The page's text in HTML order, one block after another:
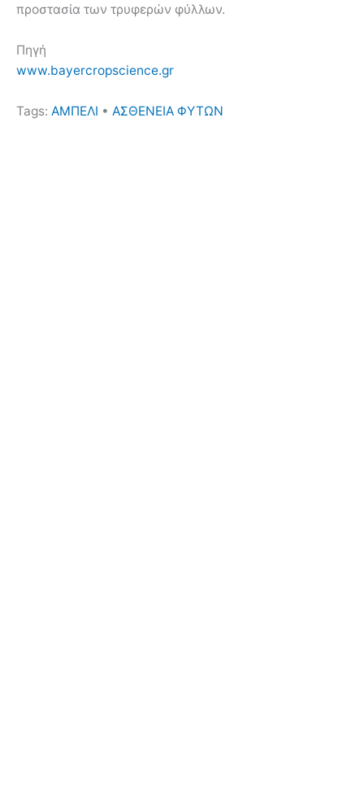
προστασία των τρυφερών φύλλων.
Πηγή
www.bayercropscience.gr
Tags: ΑΜΠΕΛΙ • ΑΣΘΕΝΕΙΑ ΦΥΤΩΝ